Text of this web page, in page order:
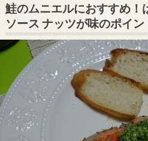
鮭のムニエルにおすすめ！
ソース ナッツが味のポイン